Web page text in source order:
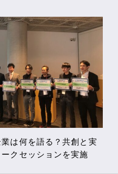
は何を語る？共創と実
クセッションを実施